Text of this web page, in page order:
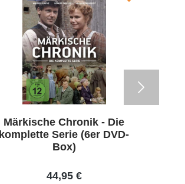
Märkische Chronik - Die
komplette Serie (6er DVD-
Box)
44,95 €